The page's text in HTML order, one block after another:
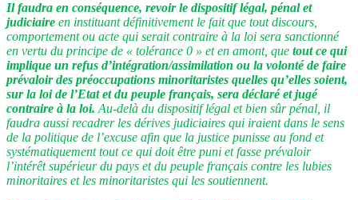
Il faudra en conséquence, revoir le dispositif légal, pénal et
judiciaire en instituant définitivement le fait que tout discours,
comportement ou acte qui serait contraire à la loi sera sanctionné
en vertu du principe de « tolérance 0 » et en amont, que tout ce qui
implique un refus d’intégration/assimilation ou la volonté de faire
prévaloir des préoccupations minoritaristes quelles qu’elles soient,
sur la loi de l’Etat et du peuple français, sera déclaré et jugé
contraire à la loi. Au-delà du dispositif légal et bien sûr pénal, il
faudra aussi recadrer les dérives judiciaires qui iraient dans le sens
de la politique de l’excuse afin que la justice punisse au fond et
systématiquement tout ce qui doit être puni et fasse prévaloir
l’intérêt supérieur du pays et du peuple français contre les lubies
minoritaires et les minoritaristes qui les soutiennent.